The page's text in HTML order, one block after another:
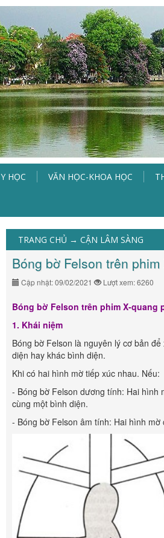
Y HỌC VĂN HỌC-KHOA HỌC
TRANG CHỦ → CẬN LÂM SÀNG
Bóng bờ Felson trên
Cập nhật: 09/02/2021 Lượt xem: 6260
Bóng bờ Felson trên phim X-quang
1. Khái niệm
Bóng bờ Felson là nguyên lý cơ bản
diện hay khác bình diện.
Khi có hai hình mờ tiếp xúc nhau. Nếu:
- Bóng bờ Felson dương tính: Hai hình
cùng một bình diện.
- Bóng bờ Felson âm tính: Hai hình